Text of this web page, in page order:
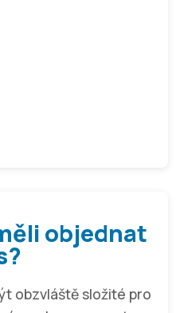
objednat
obzvláště složité pro